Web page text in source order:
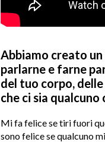
Abbiamo creato
parlarne e farne
del tuo corpo,
che ci sia
Mi fa felice se tiri fuori
sono felice se qualcuno